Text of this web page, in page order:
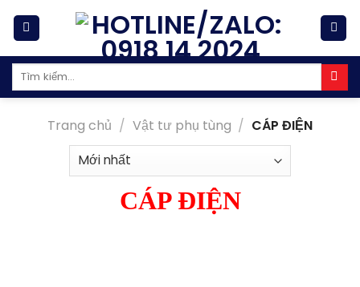
Tìm
kiếm:
Trang chủ / Vật tư phụ tùng / CÁP ĐIỆN
CÁP ĐIỆN